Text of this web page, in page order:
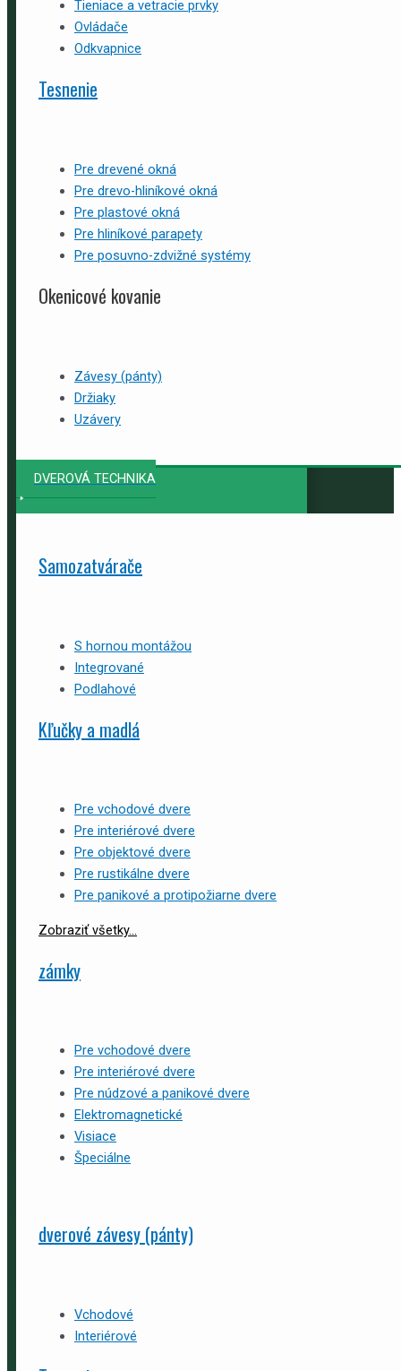
Tieniace a vetracie prvky
Ovládače
Odkvapnice
Tesnenie
Pre drevené okná
Pre drevo-hliníkové okná
Pre plastové okná
Pre hliníkové parapety
Pre posuvno-zdvižné systémy
Okenicové kovanie
Závesy (pánty)
Držiaky
Uzávery
DVEROVÁ TECHNIKA
Samozatvárače
S hornou montážou
Integrované
Podlahové
Kľučky a madlá
Pre vchodové dvere
Pre interiérové dvere
Pre objektové dvere
Pre rustikálne dvere
Pre panikové a protipožiarne dvere
Zobraziť všetky...
zámky
Pre vchodové dvere
Pre interiérové dvere
Pre núdzové a panikové dvere
Elektromagnetické
Visiace
Špeciálne
dverové závesy (pánty)
Vchodové
Interiérové